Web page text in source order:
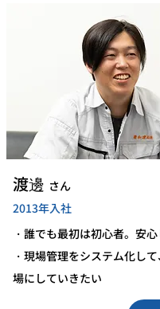
​渡邊 さん
2013年入社
・誰でも最初は初心者。安
・現場管理をシステム化し
場にしていきたい